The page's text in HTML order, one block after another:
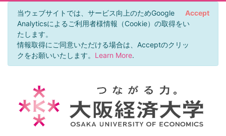
当ウェブサイトでは、サービス向上のためGoogle
Analyticsによるご利用者様情報（Cookie）の取得をい
たします。
情報取得にご同意いただける場合は、Acceptのクリッ
クをお願いいたします。 Learn More.
Accept